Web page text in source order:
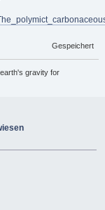
Gespeichert
gravity for